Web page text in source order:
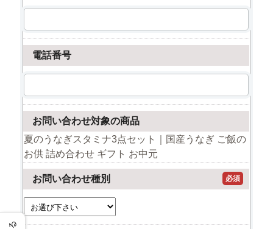
電話番号
お問い合わせ対象の商品
夏のうなぎスタミナ3点セット｜国産うなぎ ご飯の
お供 詰め合わせ ギフト お中元
お問い合わせ種別 必須